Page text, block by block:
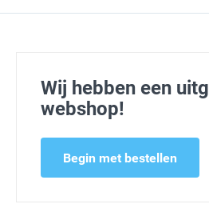
Wij hebben een
webshop!
Begin met bestellen